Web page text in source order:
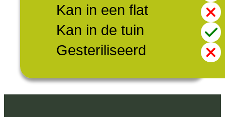
Kan in een flat
Kan in de tuin
Gesteriliseerd